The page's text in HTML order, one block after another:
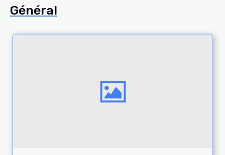
Général